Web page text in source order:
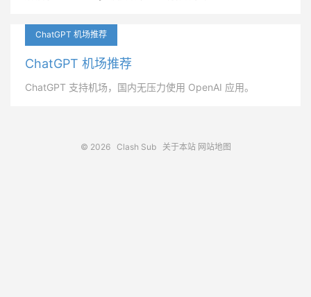
ChatGPT 机场推荐
ChatGPT 机场推荐
ChatGPT 支持机场，国内无压力使用 OpenAI 应用。
© 2026 Clash Sub 关于本站 网站地图